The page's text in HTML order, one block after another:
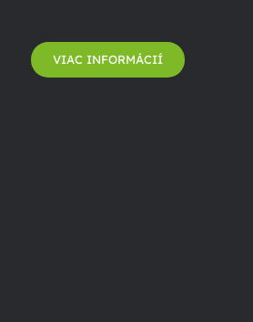
VIAC INFORMÁCIÍ